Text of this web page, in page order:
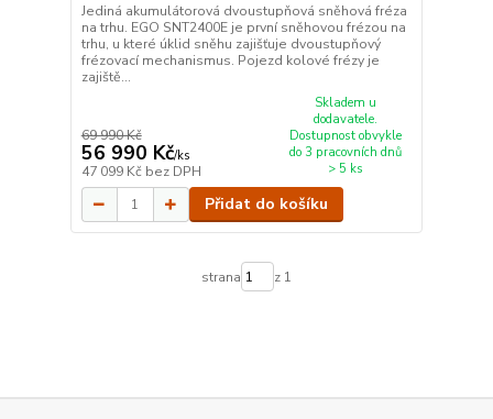
Jediná akumulátorová dvoustupňová sněhová fréza
na trhu. EGO SNT2400E je první sněhovou frézou na
trhu, u které úklid sněhu zajišťuje dvoustupňový
frézovací mechanismus. Pojezd kolové frézy je
zajiště...
69 990 Kč
56 990 Kč/ks
47 099 Kč bez DPH
Skladem u
dodavatele.
Dostupnost obvykle
do 3 pracovních dnů
> 5 ks
Přidat do košíku
strana z 1